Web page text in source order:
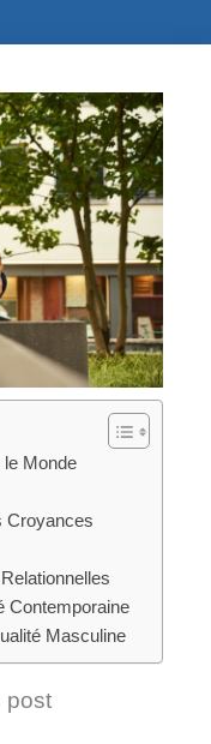
le Monde
Croyances
Contemporaine
Masculine
post